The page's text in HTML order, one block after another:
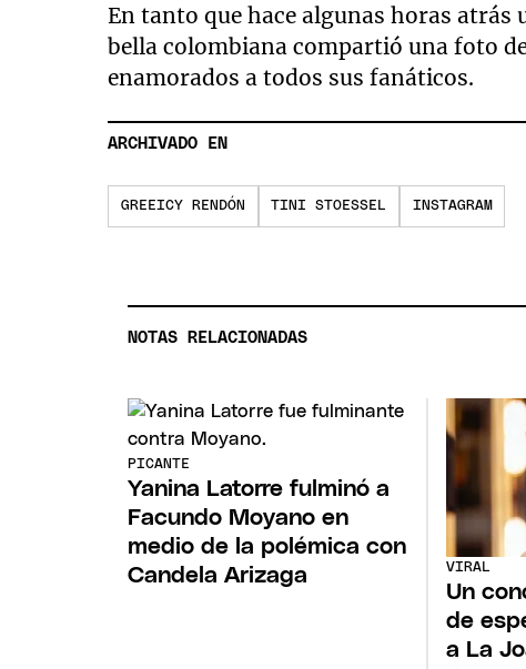
En tanto que hace algunas horas atrás
bella colombiana compartió una foto
enamorados a todos sus fanáticos.
ARCHIVADO EN
GREEICY RENDÓN TINI STOESSEL INSTAGRAM
NOTAS RELACIONADAS
PICANTE
Yanina Latorre fulminó a
Facundo Moyano en
medio de la polémica con
Candela Arizaga
VIRAL
Un
de
a La